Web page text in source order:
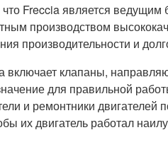
Freccia является ведущим
производством
производительности и
включает клапаны,
для правильной
и ремонтники двигателей
их двигатель работал